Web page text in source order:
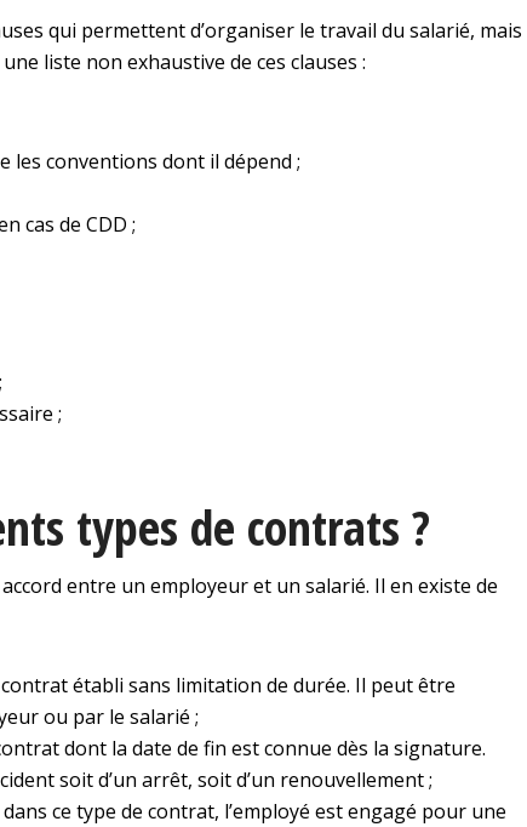
qui permettent d’organiser le travail du salarié, mais
liste non exhaustive de ces clauses :
les conventions dont il dépend ;
cas de CDD ;
;
types de contrats ?
entre un employeur et un salarié. Il en existe de
établi sans limitation de durée. Il peut être
ou par le salarié ;
dont la date de fin est connue dès la signature.
soit d’un arrêt, soit d’un renouvellement ;
ce type de contrat, l’employé est engagé pour une